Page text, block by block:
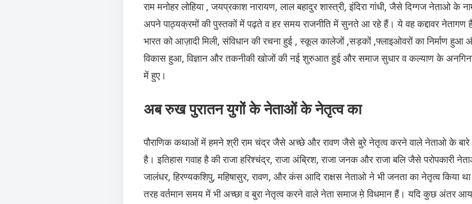
राम मनोहर लोहिया , जयप्रकाश नारायण, लाल बहादुर शास्त्री, इंदिरा गांधी, जैसे दिग्गज नेताओ के
अपने पाठ्यक्रमों की पुस्तकों में पढ़ते व हर समय राजनीति में सुनते आ रहे हैं। ये वह कद्दावर नेतागण
भारत को आज़ादी मिली, संविधान की रचना हुई , स्कूल कालेजों ,सड़कों ,फ्लाइओवरों का निर्माण हुआ
विकास हुआ, विज्ञान और तकनीकी खोजों की नई शुरुआत हुई और समाज सुधार व कल्याण के
में हुए।
अब रुख पुरातन युगों के नेताओं के नेतृत्व का
पौराणिक कथाओं में हमने श्री राम चंद्र जैसे अच्छे और रावण जैसे बुरे नेतृत्व करने वाले नेताओ के बारे
है। इतिहास गवाह है की राजा हरिश्चंद्र, राजा अंब्रिश, राजा जनक और राजा बलि जैसे परोपकारी
जालंधर, हिरण्यकशिपु, महिषासुर, रावण, और कंस आदि राक्षस नेताओ ने भी जनता का नेतृत्व किया
तरह वर्तमान समय में भी अच्छा व बुरा नेतृत्व करने वाले नेता समाज म़े विधमान हैं। यदि कुछ अंतर